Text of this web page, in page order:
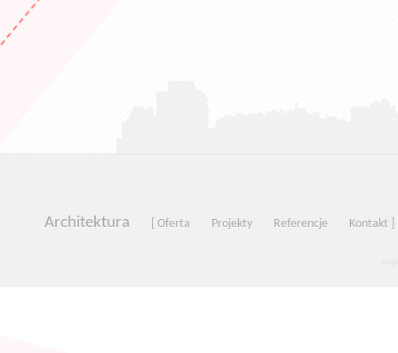
Architektura [ Oferta Projekty Referencje Kontakt ]